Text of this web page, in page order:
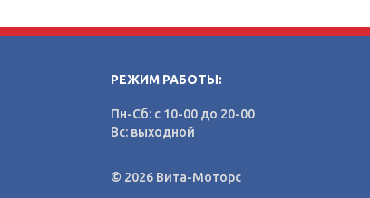
РЕЖИМ РАБОТЫ:
Пн-Сб: с 10-00 до 20-00
Вс: выходной
© 2026 Вита-Моторс